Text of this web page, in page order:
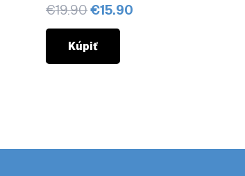
€19.90Pôvodná
cena
bola:
€19.90.
€15.90
Kúpiť